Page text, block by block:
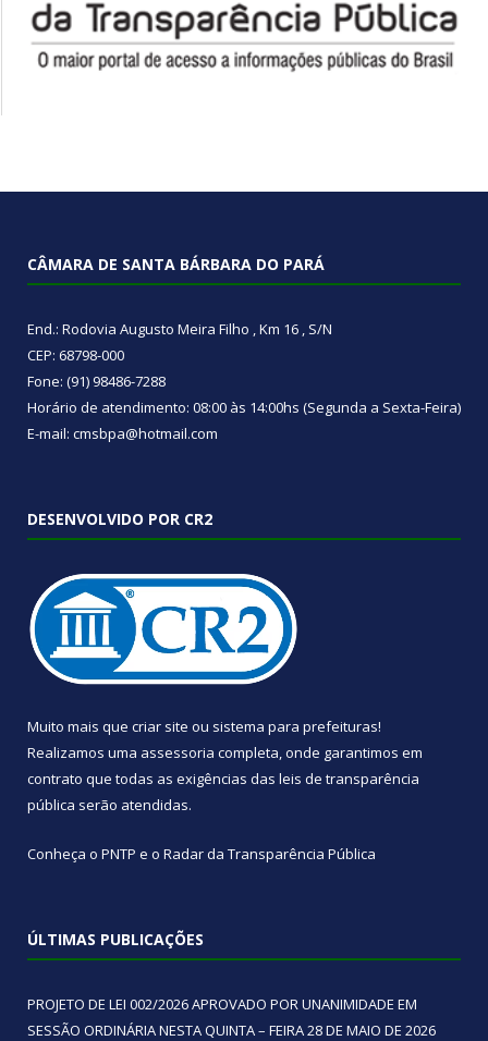
CÂMARA DE SANTA BÁRBARA DO PARÁ
End.: Rodovia Augusto Meira Filho , Km 16 , S/N
CEP: 68798-000
Fone: (91) 98486-7288
Horário de atendimento: 08:00 às 14:00hs (Segunda a Sexta-Feira)
E-mail: cmsbpa@hotmail.com
DESENVOLVIDO POR CR2
Muito mais que criar site ou sistema para prefeituras!
Realizamos uma assessoria completa, onde garantimos em
contrato que todas as exigências das leis de transparência
pública serão atendidas.
Conheça o PNTP e o Radar da Transparência Pública
ÚLTIMAS PUBLICAÇÕES
PROJETO DE LEI 002/2026 APROVADO POR UNANIMIDADE EM
SESSÃO ORDINÁRIA NESTA QUINTA – FEIRA 28 DE MAIO DE 2026